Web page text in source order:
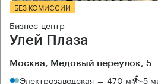
БЕЗ КОМИССИИ
Бизнес-центр
Улей Плаза
Москва, Медовый переулок, 5
Электрозаводская → 470 м ~5